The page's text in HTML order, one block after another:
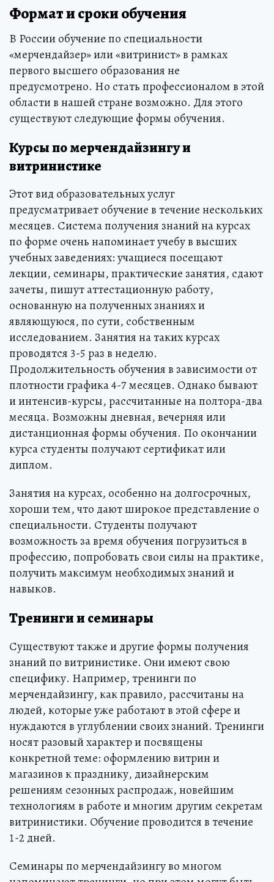
Формат и сроки обучения
В России обучение по специальности
«мерчендайзер» или «витринист» в рамках
первого высшего образования не
предусмотрено. Но стать профессионалом в этой
области в нашей стране возможно. Для этого
существуют следующие формы обучения.
Курсы по мерчендайзингу и
витринистике
Этот вид образовательных услуг
предусматривает обучение в течение нескольких
месяцев. Система получения знаний на курсах
по форме очень напоминает учебу в высших
учебных заведениях: учащиеся посещают
лекции, семинары, практические занятия, сдают
зачеты, пишут аттестационную работу,
основанную на полученных знаниях и
являющуюся, по сути, собственным
исследованием. Занятия на таких курсах
проводятся 3-5 раз в неделю.
Продолжительность обучения в зависимости от
плотности графика 4-7 месяцев. Однако бывают
и интенсив-курсы, рассчитанные на полтора-два
месяца. Возможны дневная, вечерняя или
дистанционная формы обучения. По окончании
курса студенты получают сертификат или
диплом.
Занятия на курсах, особенно на долгосрочных,
хороши тем, что дают широкое представление о
специальности. Студенты получают
возможность за время обучения погрузиться в
профессию, попробовать свои силы на практике,
получить максимум необходимых знаний и
навыков.
Тренинги и семинары
Существуют также и другие формы получения
знаний по витринистике. Они имеют свою
специфику. Например, тренинги по
мерчендайзингу, как правило, рассчитаны на
людей, которые уже работают в этой сфере и
нуждаются в углублении своих знаний. Тренинги
носят разовый характер и посвящены
конкретной теме: оформлению витрин и
магазинов к празднику, дизайнерским
решениям сезонных распродаж, новейшим
технологиям в работе и многим другим секретам
витринистики. Обучение проводится в течение
1-2 дней.
Семинары по мерчендайзингу во многом